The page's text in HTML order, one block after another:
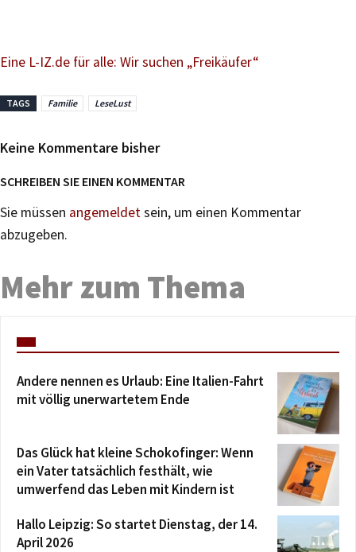
Eine L-IZ.de für alle: Wir suchen „Freikäufer“
TAGS Familie LeseLust
Keine Kommentare bisher
SCHREIBEN SIE EINEN KOMMENTAR
Sie müssen angemeldetsein, um einen Kommentar
abzugeben.
Mehr zum Thema
Andere nennen es Urlaub: Eine Italien-Fahrt
mit völlig unerwartetem Ende
Das Glück hat kleine Schokofinger: Wenn
ein Vater tatsächlich festhält, wie
umwerfend das Leben mit Kindern ist
Hallo Leipzig: So startet Dienstag, der 14.
April 2026